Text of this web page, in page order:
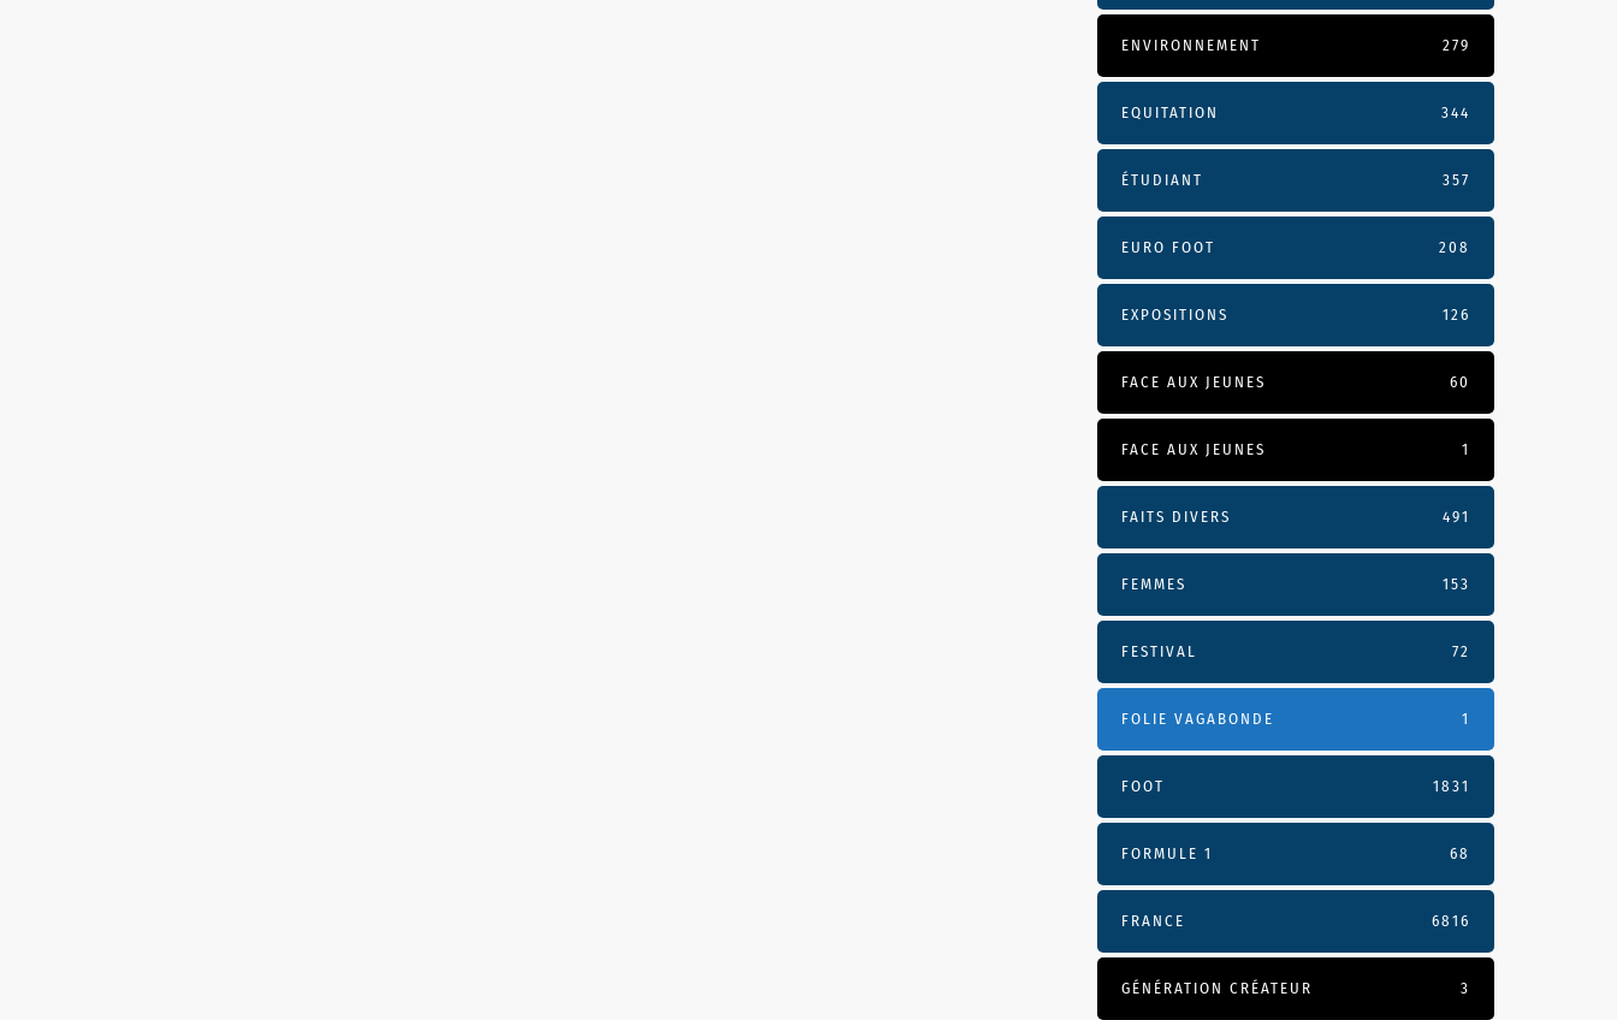
ENVIRONNEMENT 279
EQUITATION 344
ÉTUDIANT 357
EURO FOOT 208
EXPOSITIONS 126
FACE AUX JEUNES 60
FACE AUX JEUNES 1
FAITS DIVERS 491
FEMMES 153
FESTIVAL 72
FOLIE VAGABONDE 1
FOOT 1831
FORMULE 1 68
FRANCE 6816
GÉNÉRATION CRÉATEUR 3